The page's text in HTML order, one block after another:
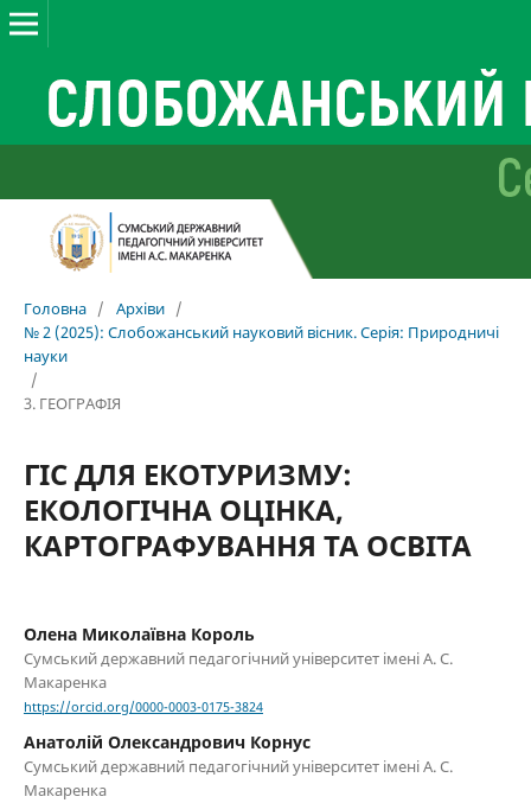
Головна / Архіви /
№ 2 (2025): Слобожанський науковий вісник. Серія: Природничі
науки
/
3. ГЕОГРАФІЯ
ГІС ДЛЯ ЕКОТУРИЗМУ:
ЕКОЛОГІЧНА ОЦІНКА,
КАРТОГРАФУВАННЯ ТА ОСВІТА
Олена Миколаївна Король
Сумський державний педагогічний університет імені А. С.
Макаренка
https://orcid.org/0000-0003-0175-3824
Анатолій Олександрович Корнус
Сумський державний педагогічний університет імені А. С.
Макаренка